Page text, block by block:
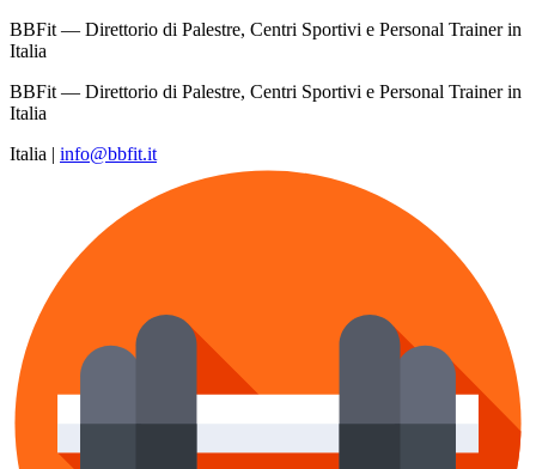
BBFit — Direttorio di Palestre, Centri Sportivi e Personal Trainer in
Italia
BBFit — Direttorio di Palestre, Centri Sportivi e Personal Trainer in
Italia
Italia | info@bbfit.it